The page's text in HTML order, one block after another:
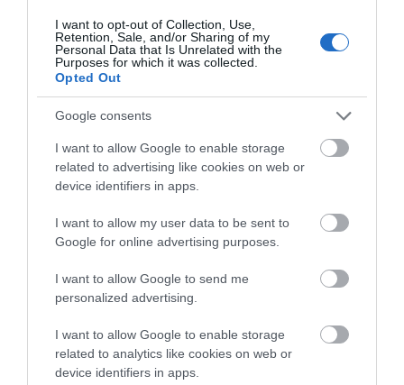
I want to opt-out of Collection, Use,
Retention, Sale, and/or Sharing of my
Personal Data that Is Unrelated with the
Purposes for which it was collected.
Opted Out
Google consents
I want to allow Google to enable storage
related to advertising like cookies on web or
device identifiers in apps.
I want to allow my user data to be sent to
Google for online advertising purposes.
I want to allow Google to send me
personalized advertising.
I want to allow Google to enable storage
related to analytics like cookies on web or
device identifiers in apps.
Όμως ότι δεν πέτυχαν με τις μεμονωμένες
παρεμβάσεις τους τόσο ο Χατζιδάκις όσο και ο
Θεοδωράκης το πέτυχε στη διάρκεια της δεκαετίας
του 1950 το ίδιο το ρεμπέτικο κατακτώντας
δισκογραφία και τις σπουδαίες δημιουργίες των
Μάρκου Βαμβακάρη, Βασίλη Τσιτσάνη και άλλων
σπουδαίων λαϊκών συνθετών και στιχουργών.
Βιβλιογραφικές σημειώσεις:
Παναγιώτης Κουνάδης, «Η Περιπέτεια του Ρεμπέτικου», Αφιέρωμα 7 Ημέρες,
Η ιστορία του δίσκου, ιστοσελίδαTeam.gr.